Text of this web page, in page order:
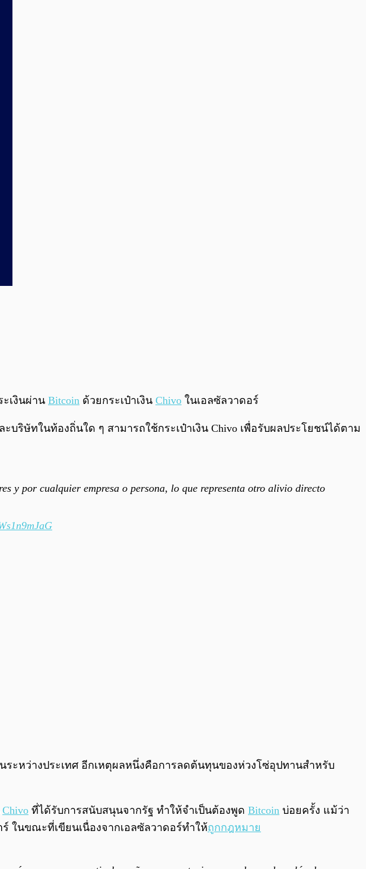
เงินผ่าน Bitcoin ด้วยกระเป๋าเงิน Chivo ในเอลซัลวาดอร์
ษัทในท้องถิ่นใด ๆ สามารถใช้กระเป๋าเงิน Chivo เพื่อรับผลประโยชน์ได้ตาม
y por cualquier empresa o persona, lo que representa otro alivio directo
ะหว่างประเทศ อีกเหตุผลหนึ่งคือการลดต้นทุนของห่วงโซ่อุปทานสำหรับ
Chivo ที่ได้รับการสนับสนุนจากรัฐ ทำให้จำเป็นต้องพูด Bitcoin บ่อยครั้ง แม้ว่า
ร์ ในขณะที่เขียนเนื่องจากเอลซัลวาดอร์ทำให้ถูกกฎหมาย